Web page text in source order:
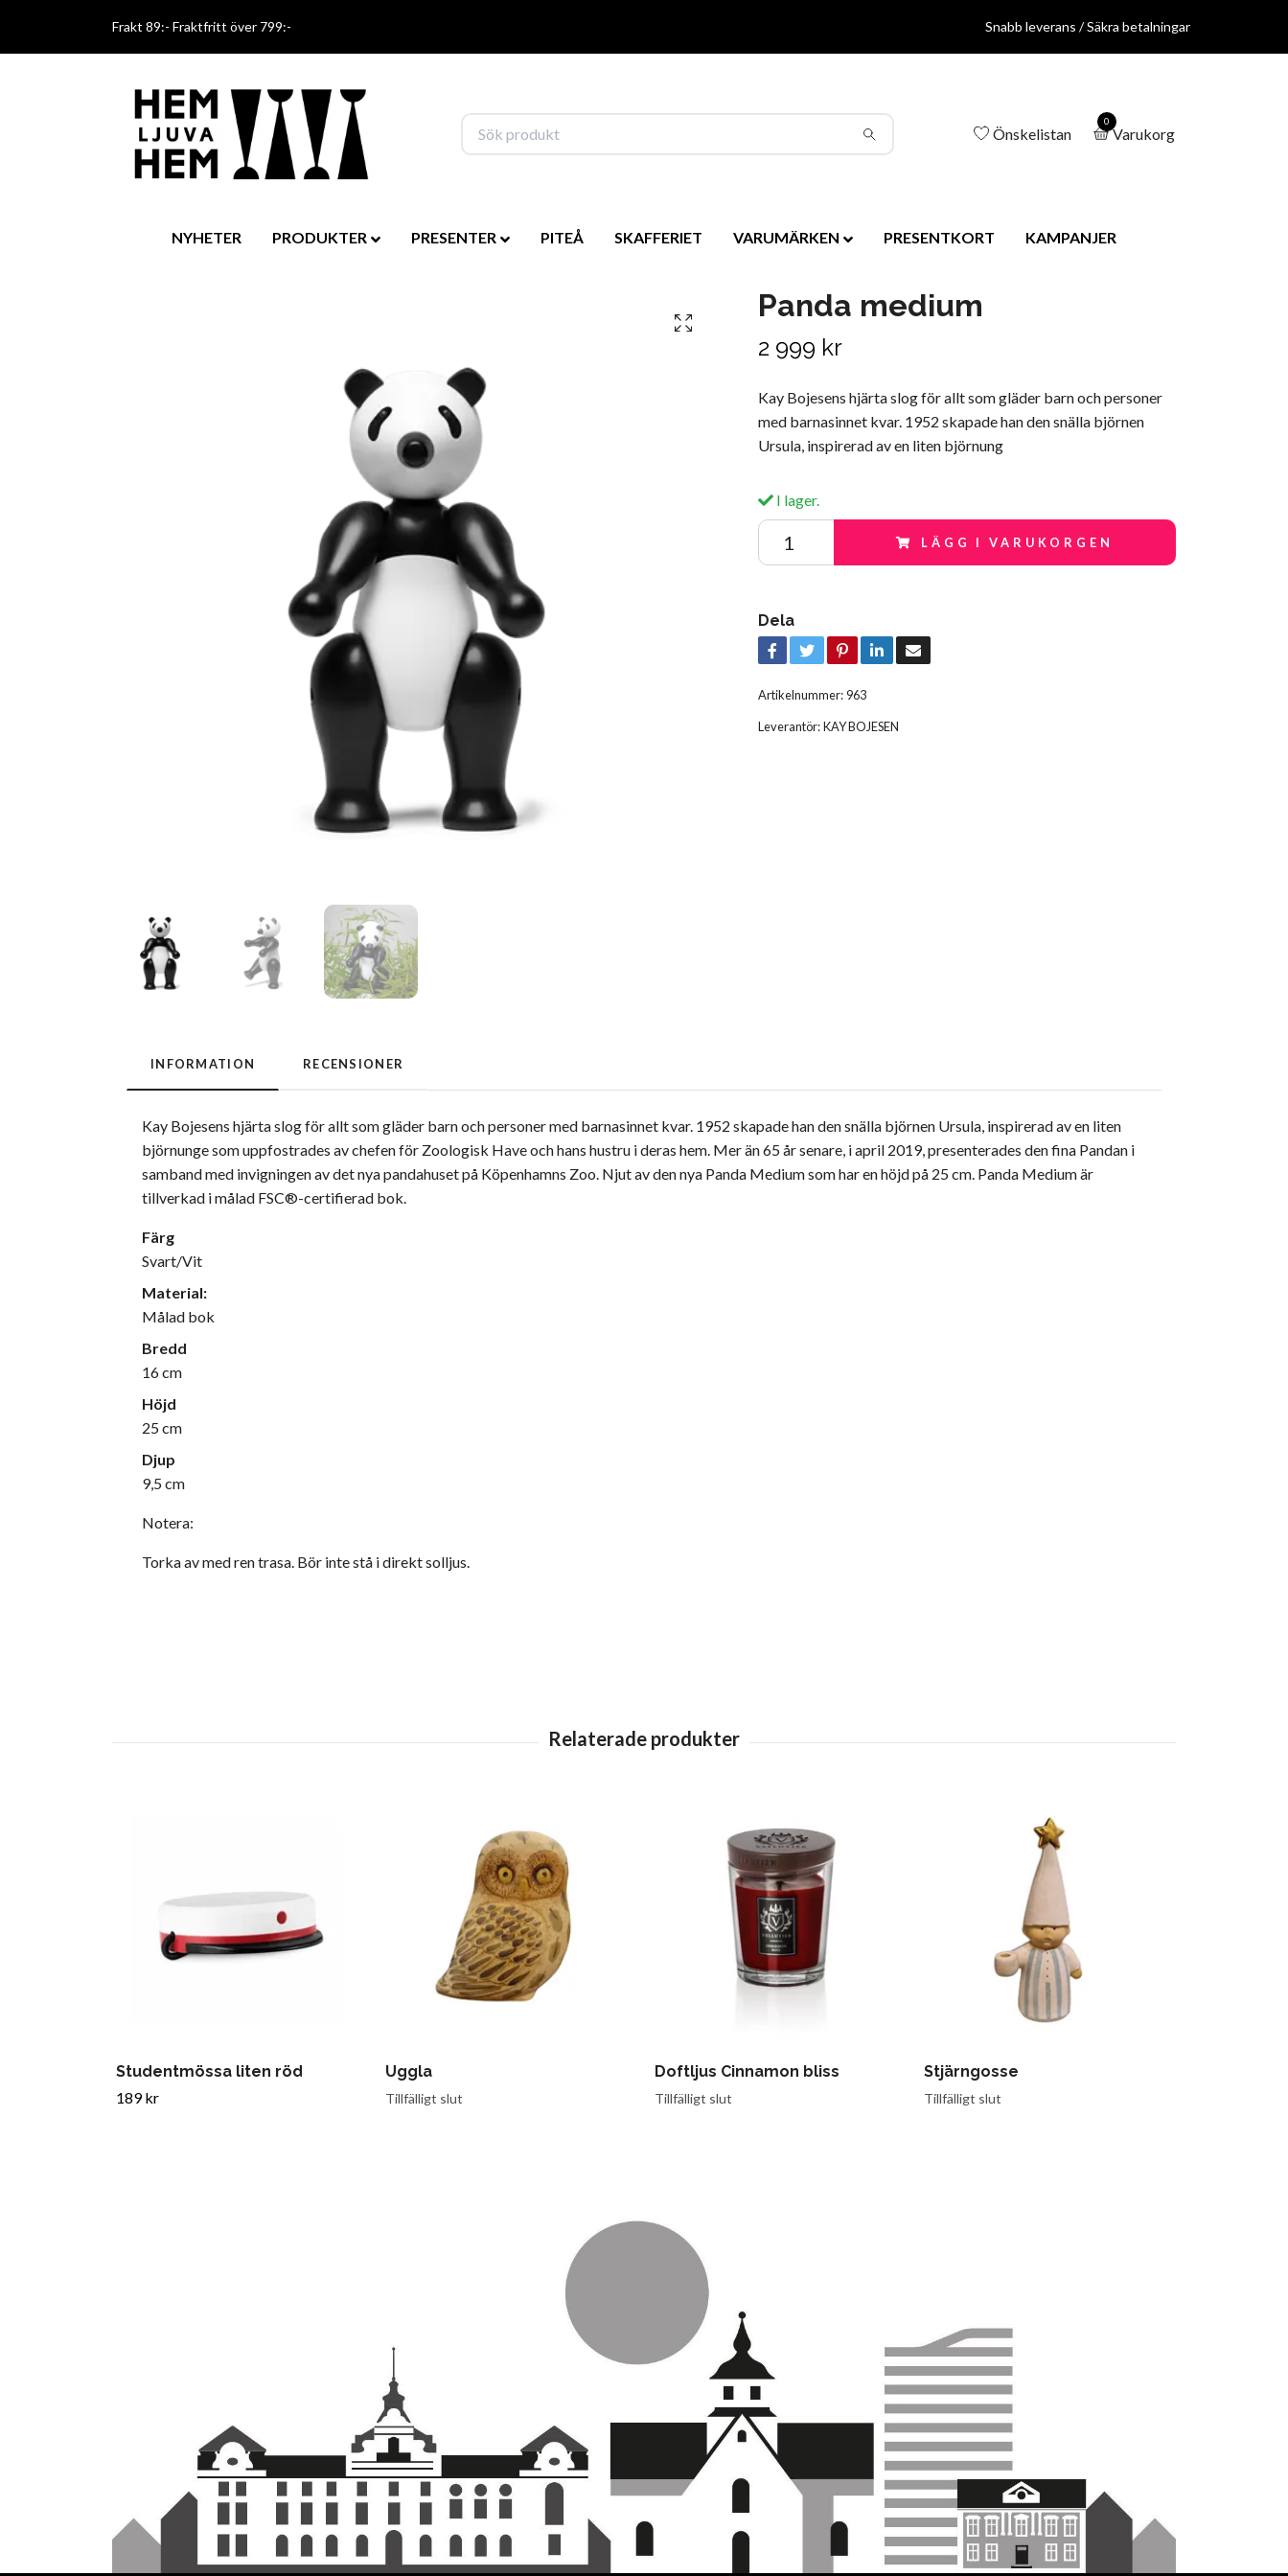
Frakt 89:- Fraktfritt över 799:- Snabb leverans / Säkra betalningar
Önskelistan
0
Varukorg
NYHETER PRODUKTER PRESENTER PITEÅ SKAFFERIET VARUMÄRKEN PRESENTKORT KAMPANJER
Panda medium
2 999 kr
Kay Bojesens hjärta slog för allt som gläder barn och personer
med barnasinnet kvar. 1952 skapade han den snälla björnen
Ursula, inspirerad av en liten björnung
I lager.
LÄGG I VARUKORGEN
Dela
Artikelnummer:963
Leverantör:KAY BOJESEN
INFORMATION RECENSIONER
Kay Bojesens hjärta slog för allt som gläder barn och personer med barnasinnet kvar. 1952 skapade han den snälla björnen Ursula, inspirerad av en liten
björnunge som uppfostrades av chefen för Zoologisk Have och hans hustru i deras hem. Mer än 65 år senare, i april 2019, presenterades den fina Pandan i
samband med invigningen av det nya pandahuset på Köpenhamns Zoo. Njut av den nya Panda Medium som har en höjd på 25 cm. Panda Medium är
tillverkad i målad FSC®-certifierad bok.
Färg
Svart/Vit
Material:
Målad bok
Bredd
16 cm
Höjd
25 cm
Djup
9,5 cm
Notera:
Torka av med ren trasa. Bör inte stå i direkt solljus.
Studentmössa liten röd
189 kr
Uggla
Tillfälligt slut
Doftljus Cinnamon bliss
Tillfälligt slut
Stjärngosse
Tillfälligt slut